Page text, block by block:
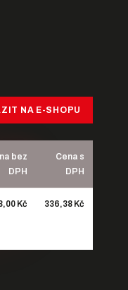
NA E-SHOPU
bez
DPH
Cena s
DPH
Kč 336,38 Kč